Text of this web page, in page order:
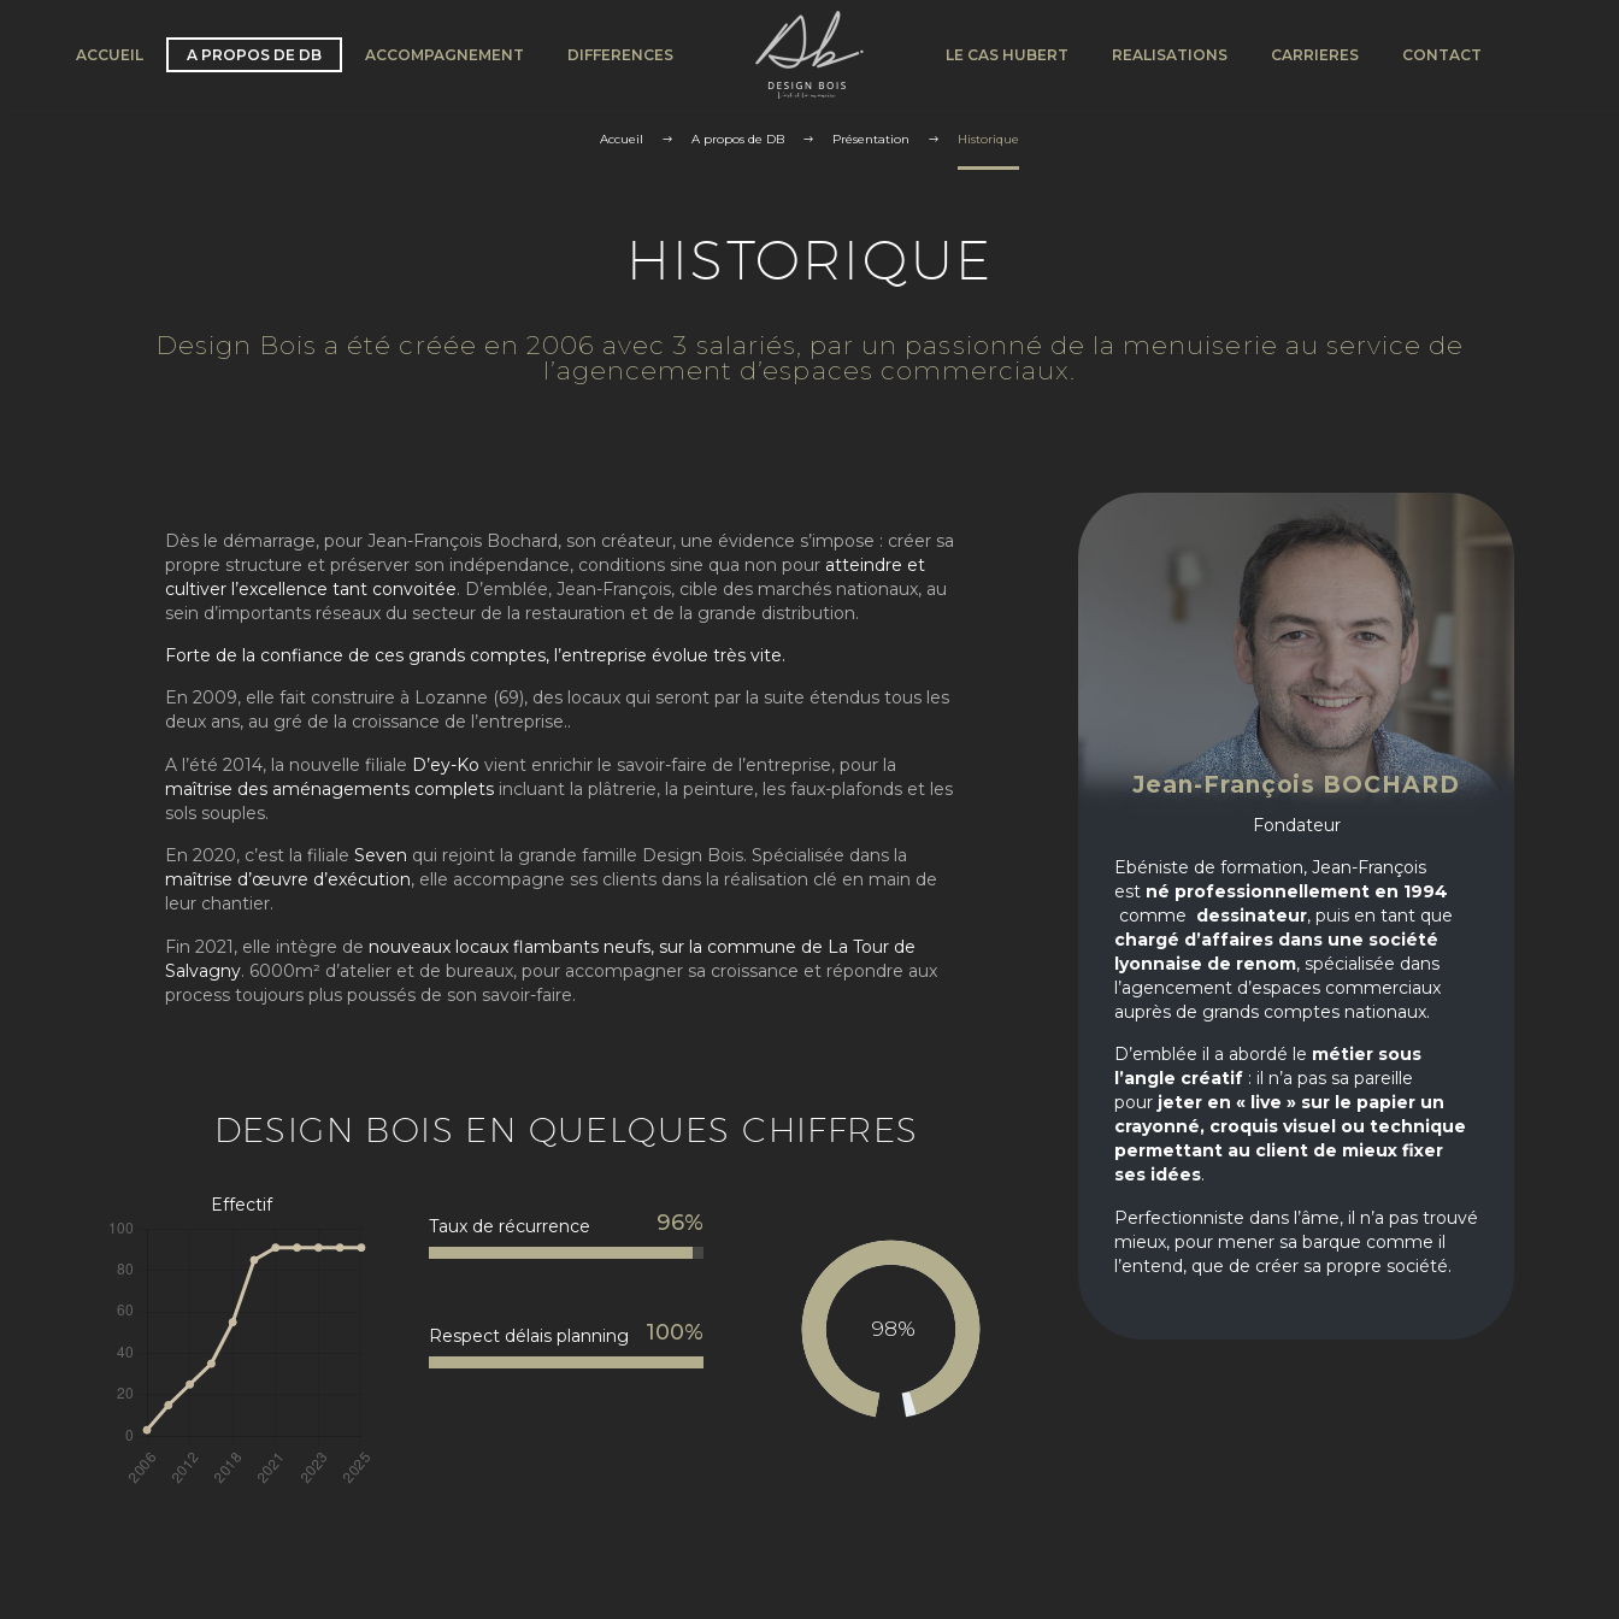
ACCUEIL A PROPOS DE DB ACCOMPAGNEMENT DIFFERENCES LE CAS HUBERT REALISATIONS CARRIERES CONTACT
Accueil A propos de DB Présentation Historique
HISTORIQUE
Design Bois a été créée en 2006 avec 3 salariés, par un passionné de la menuiserie au service de
l’agencement d’espaces commerciaux.
Dès le démarrage, pour Jean-François Bochard, son créateur, une évidence s’impose : créer sa
propre structure et préserver son indépendance, conditions sine qua non pour atteindre et
cultiver l’excellence tant convoitée. D’emblée, Jean-François, cible des marchés nationaux, au
sein d’importants réseaux du secteur de la restauration et de la grande distribution.
Forte de la confiance de ces grands comptes, l’entreprise évolue très vite.
En 2009, elle fait construire à Lozanne (69), des locaux qui seront par la suite étendus tous les
deux ans, au gré de la croissance de l’entreprise..
A l’été 2014, la nouvelle filiale D’ey-Ko vient enrichir le savoir-faire de l’entreprise, pour la
maîtrise des aménagements complets incluant la plâtrerie, la peinture, les faux-plafonds et les
sols souples.
En 2020, c’est la filiale Seven qui rejoint la grande famille Design Bois. Spécialisée dans la
maîtrise d’œuvre d’exécution, elle accompagne ses clients dans la réalisation clé en main de
leur chantier.
Fin 2021, elle intègre de nouveaux locaux flambants neufs, sur la commune de La Tour de
Salvagny. 6000m² d’atelier et de bureaux, pour accompagner sa croissance et répondre aux
process toujours plus poussés de son savoir-faire.
DESIGN BOIS EN QUELQUES CHIFFRES
Effectif
Taux de récurrence
96%
Respect délais planning 100% 98%
Jean-François BOCHARD
Fondateur
Ebéniste de formation, Jean-François
est né professionnellement en 1994
comme dessinateur, puis en tant que
chargé d’affaires dans une société
lyonnaise de renom, spécialisée dans
l’agencement d’espaces commerciaux
auprès de grands comptes nationaux.
D’emblée il a abordé le métier sous
l’angle créatif : il n’a pas sa pareille
pour jeter en « live » sur le papier un
crayonné, croquis visuel ou technique
permettant au client de mieux fixer
ses idées.
Perfectionniste dans l’âme, il n’a pas trouvé
mieux, pour mener sa barque comme il
l’entend, que de créer sa propre société.